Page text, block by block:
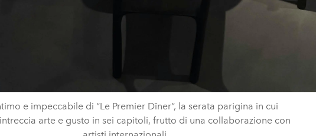
e impeccabile di “Le Premier Dîner”, la serata parigina in cui
arte e gusto in sei capitoli, frutto di una collaborazione con